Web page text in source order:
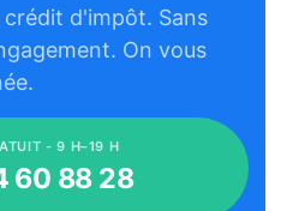
d'impôt. Sans
On vous
- 9 H–19 H
60 88 28